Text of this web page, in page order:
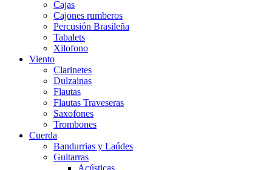
Cajas
Cajones rumberos
Percusión Brasileña
Tabalets
Xilofono
Viento
Clarinetes
Dulzainas
Flautas
Flautas Traveseras
Saxofones
Trombones
Cuerda
Bandurrias y Laúdes
Guitarras
Acústicas